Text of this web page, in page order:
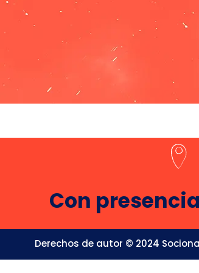
Con
Derechos de autor © 2024